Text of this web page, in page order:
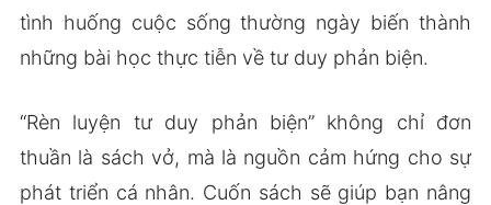
tình huống cuộc sống thường ngày biến thành
những bài học thực tiễn về tư duy phản biện.
“Rèn luyện tư duy phản biện” không chỉ đơn
thuần là sách vở, mà là nguồn cảm hứng cho sự
phát triển cá nhân. Cuốn sách sẽ giúp bạn nâng